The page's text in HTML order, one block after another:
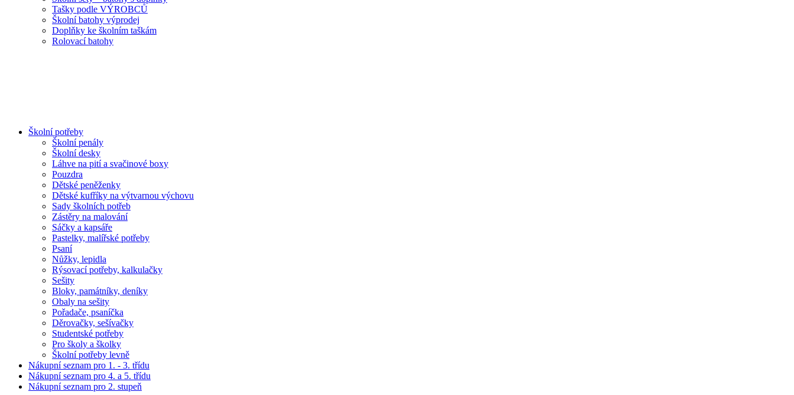
Tašky podle VÝROBCŮ
Školní batohy výprodej
Doplňky ke školním taškám
Rolovací batohy
Školní potřeby
Školní penály
Školní desky
Láhve na pití a svačinové boxy
Pouzdra
Dětské peněženky
Dětské kufříky na výtvarnou výchovu
Sady školních potřeb
Zástěry na malování
Sáčky a kapsáře
Pastelky, malířské potřeby
Psaní
Nůžky, lepidla
Rýsovací potřeby, kalkulačky
Sešity
Bloky, památníky, deníky
Obaly na sešity
Pořadače, psaníčka
Děrovačky, sešívačky
Studentské potřeby
Pro školy a školky
Školní potřeby levně
Nákupní seznam pro 1. - 3. třídu
Nákupní seznam pro 4. a 5. třídu
Nákupní seznam pro 2. stupeň